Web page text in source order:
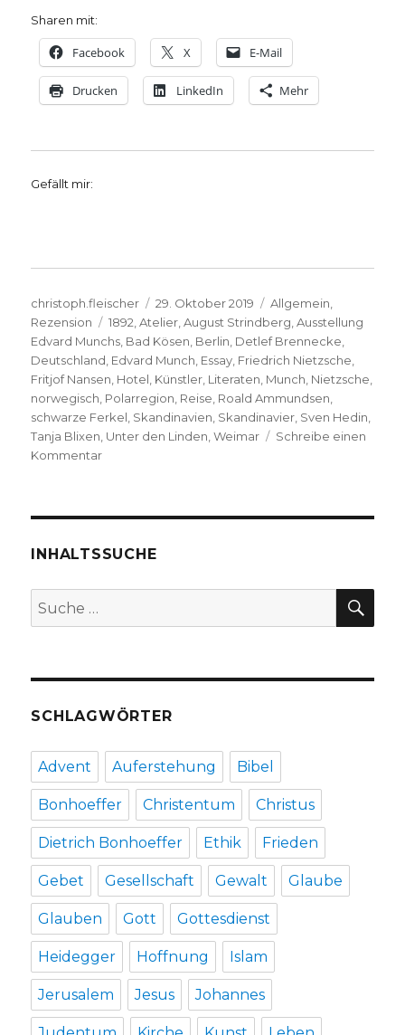
Sharen mit:
Facebook X E-Mail
Drucken LinkedIn Mehr
Gefällt mir:
Autor
christoph.fleischer
Veröffentlicht
am
29. Oktober 2019 Kategorien
Allgemein
Rezension
Schlagwörter
1892 ,Atelier ,August Strindberg ,Ausstellung
Edvard Munchs Bad Kösen Berlin Detlef Brennecke
Deutschland Edvard Munch Essay Friedrich Nietzsche
Fritjof Nansen Hotel Künstler Literaten Munch Nietzsche
norwegisch Polarregion Reise Roald Ammundsen
schwarze Ferkel Skandinavien Skandinavier Sven Hedin
Tanja Blixen Unter den Linden ,Weimar
Schreibe einen
Kommentarzu
von
Fleischer,
2019
INHALTSSUCHE
Suche
nach:
SCHLAGWÖRTER
Advent Auferstehung Bibel
Bonhoeffer Christentum Christus
Dietrich Bonhoeffer Ethik Frieden
Gebet Gesellschaft Gewalt Glaube
Glauben Gott Gottesdienst
Heidegger Hoffnung Islam
Jerusalem Jesus Johannes